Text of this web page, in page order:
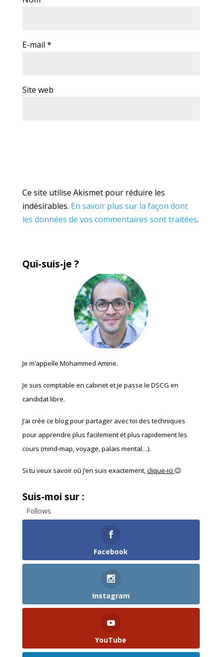
E-mail *
Site web
Ce site utilise Akismet pour réduire les
indésirables. En savoir plus sur la façon dont
les données de vos commentaires sont traitées.
Qui-suis-je ?
Je m’appelle Mohammed Amine.
Je suis comptable en cabinet et je passe le DSCG en
candidat libre.
J’ai crée ce blog pour partager avec toi des techniques
pour apprendre plus facilement et plus rapidement les
cours (mind-map, voyage, palais mental…).
Si tu veux savoir où j’en suis exactement,clique-ici 😉
Suis-moi sur :
Follows
Facebook
Instagram
YouTube